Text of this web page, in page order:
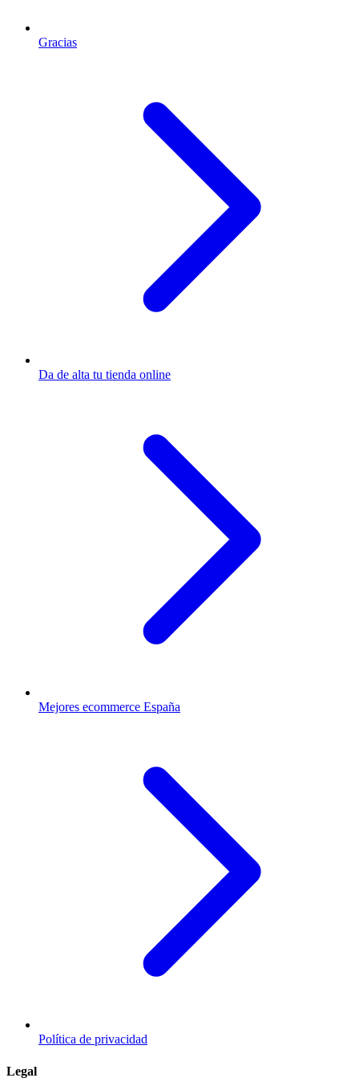
Gracias
Da de alta tu tienda online
Mejores ecommerce España
Política de privacidad
Legal